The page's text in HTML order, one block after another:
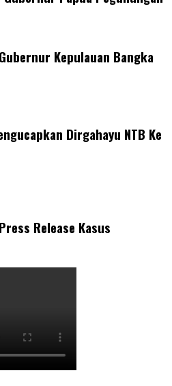
Kepulauan Bangka
Dirgahayu NTB Ke
Release Kasus